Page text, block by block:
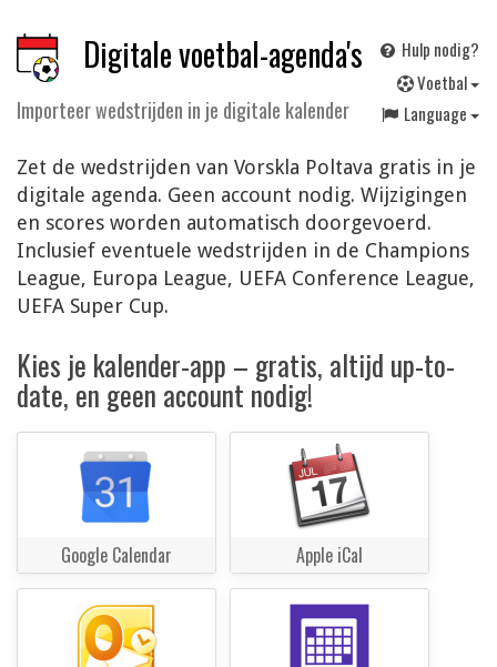
Digitale voetbal-agenda's
Importeer wedstrijden in je digitale kalender
Hulp nodig?
Voetbal
Language
Zet de wedstrijden van Vorskla Poltava gratis in je
digitale agenda. Geen account nodig. Wijzigingen
en scores worden automatisch doorgevoerd.
Inclusief eventuele wedstrijden in de Champions
League, Europa League, UEFA Conference League,
UEFA Super Cup.
Kies je kalender-app – gratis, altijd up-to-
date, en geen account nodig!
Google Calendar Apple iCal